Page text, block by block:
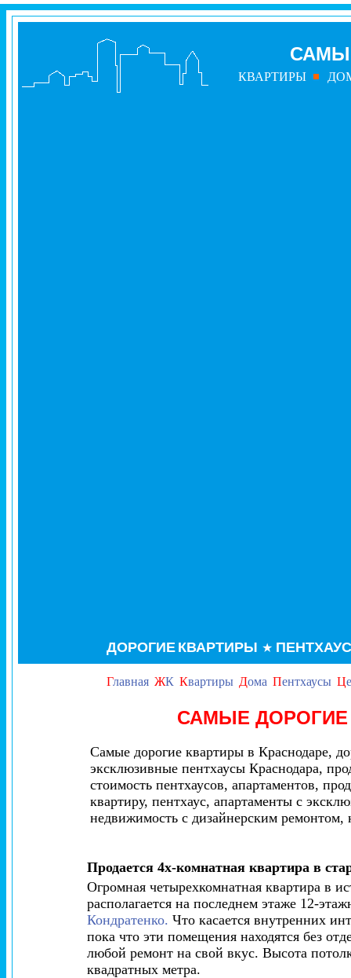
КВАРТИРЫ
ДОРОГИЕ КВАРТИРЫ ★
Главная ЖК Квартиры Дома Пентхаусы Ц
САМЫЕ
Самые дорогие квартиры в Краснодаре,
эксклюзивные пентхаусы Краснодара,
стоимость пентхаусов, апартаментов,
квартиру, пентхаус, апартаменты с
недвижимость с дизайнерским ремонтом,
Продается 4х-комнатная квартира в
Огромная четырехкомнатная квартира в
располагается на последнем этаже 12-
Кондратенко. Что касается внутренних
пока что эти помещения находятся без
любой ремонт на свой вкус. Высота
квадратных метра.